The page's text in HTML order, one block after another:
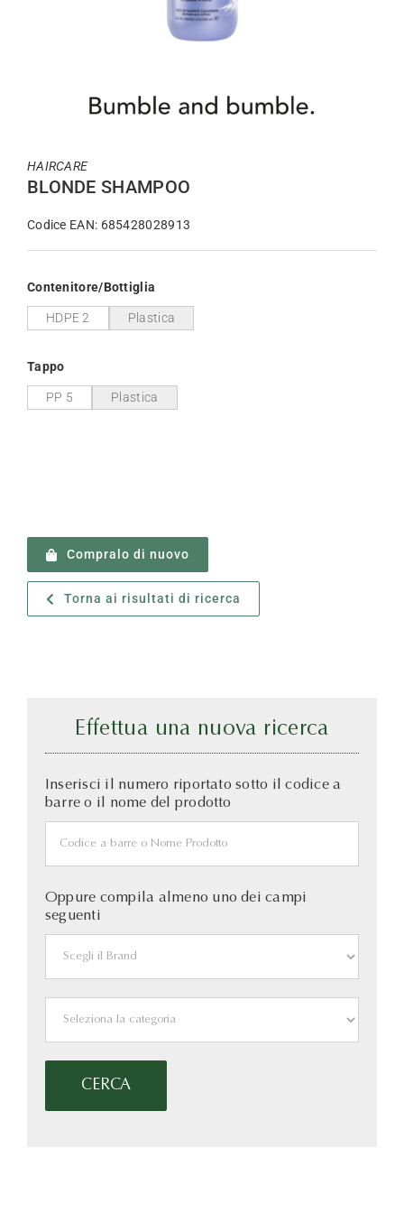
HAIRCARE
BLONDE SHAMPOO
Codice EAN: 685428028913
Contenitore/Bottiglia
HDPE 2 Plastica
Tappo
PP 5 Plastica
Compralo di nuovo
Torna ai risultati di ricerca
Effettua una nuova ricerca
Inserisci il numero riportato sotto il codice a
barre o il nome del prodotto
Oppure compila almeno uno dei campi
seguenti